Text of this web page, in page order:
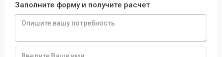
Заполните форму и получите расчет